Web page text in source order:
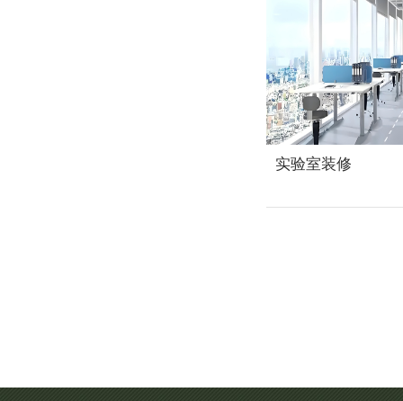
实验室装修